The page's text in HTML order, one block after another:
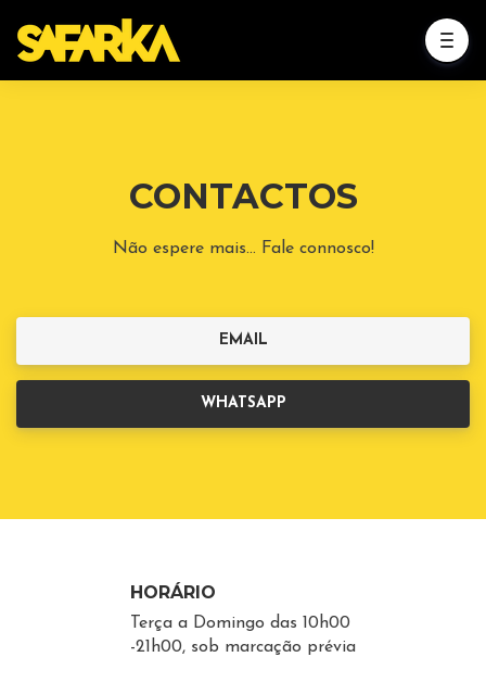
CONTACTOS
Não espere mais... Fale connosco!
EMAIL
WHATSAPP
HORÁRIO
Terça a Domingo das 10h00
-21h00, sob marcação prévia